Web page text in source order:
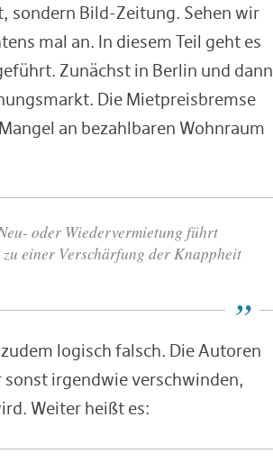
sondern Bild-Zeitung. Sehen wir
mal an. In diesem Teil geht es
Zunächst in Berlin und dann
Die Mietpreisbremse
an bezahlbaren Wohnraum
oder Wiedervermietung führt
einer Verschärfung der Knappheit
logisch falsch. Die Autoren
irgendwie verschwinden,
Weiter heißt es: